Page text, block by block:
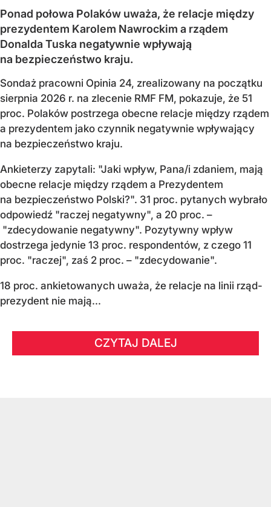
Ponad połowa Polaków uważa, że relacje między
prezydentem Karolem Nawrockim a rządem
Donalda Tuska negatywnie wpływają
na bezpieczeństwo kraju.
Sondaż pracowni Opinia 24, zrealizowany na początku
sierpnia 2026 r. na zlecenie RMF FM, pokazuje, że 51
proc. Polaków postrzega obecne relacje między rządem
a prezydentem jako czynnik negatywnie wpływający
na bezpieczeństwo kraju.
Ankieterzy zapytali: "Jaki wpływ, Pana/i zdaniem, mają
obecne relacje między rządem a Prezydentem
na bezpieczeństwo Polski?". 31 proc. pytanych wybrało
odpowiedź "raczej negatywny", a 20 proc. –
"zdecydowanie negatywny". Pozytywny wpływ
dostrzega jedynie 13 proc. respondentów, z czego 11
proc. "raczej", zaś 2 proc. – "zdecydowanie".
18 proc. ankietowanych uważa, że relacje na linii rząd-
prezydent nie mają...
CZYTAJ DALEJ